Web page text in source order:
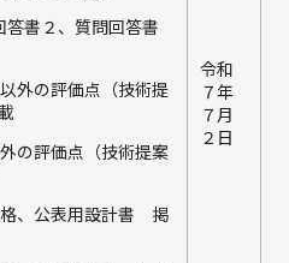
書２、質問回答書
外の評価点（技術提
の評価点（技術提案
、公表用設計書 掲
令和
７年
７月
２日